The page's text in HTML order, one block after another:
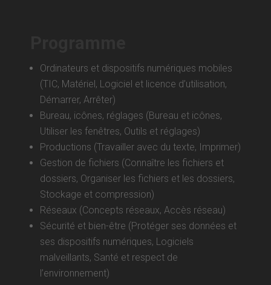
Ordinateurs et dispositifs numériques mobiles
(TIC, Matériel, Logiciel et licence d’utilisation,
Démarrer, Arrêter)
Bureau, icônes, réglages (Bureau et icônes,
Utiliser les fenêtres, Outils et réglages)
Productions (Travailler avec du texte, Imprimer)
Gestion de fichiers (Connaître les fichiers et
dossiers, Organiser les fichiers et les dossiers,
Stockage et compression)
Réseaux (Concepts réseaux, Accès réseau)
Sécurité et bien-être (Protéger ses données et
ses dispositifs numériques, Logiciels
malveillants, Santé et respect de
l’environnement)